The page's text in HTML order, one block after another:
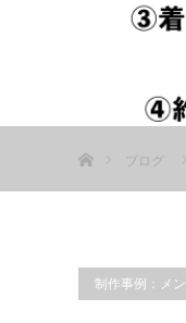
ブログ
制作事例：メ